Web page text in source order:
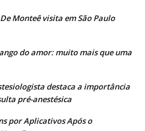
Monteê visita em São Paulo
do amor: muito mais que uma
destaca a importância
pré-anestésica
por Aplicativos Após o